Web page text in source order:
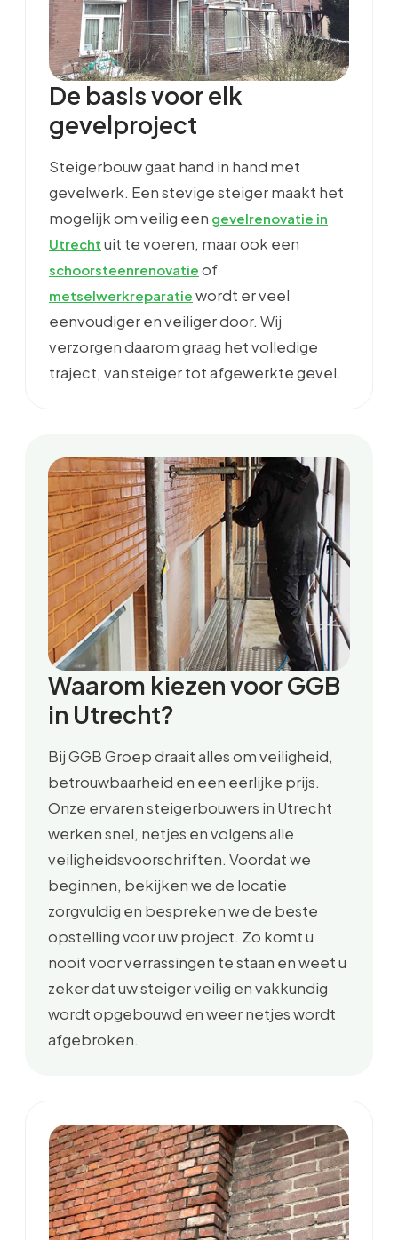
De basis voor elk
gevelproject
Steigerbouw gaat hand in hand met
gevelwerk. Een stevige steiger maakt het
mogelijk om veilig een gevelrenovatie in
Utrecht uit te voeren, maar ook een
schoorsteenrenovatie of
metselwerkreparatie wordt er veel
eenvoudiger en veiliger door. Wij
verzorgen daarom graag het volledige
traject, van steiger tot afgewerkte gevel.
Waarom kiezen voor GGB
in Utrecht?
Bij GGB Groep draait alles om veiligheid,
betrouwbaarheid en een eerlijke prijs.
Onze ervaren steigerbouwers in Utrecht
werken snel, netjes en volgens alle
veiligheidsvoorschriften. Voordat we
beginnen, bekijken we de locatie
zorgvuldig en bespreken we de beste
opstelling voor uw project. Zo komt u
nooit voor verrassingen te staan en weet u
zeker dat uw steiger veilig en vakkundig
wordt opgebouwd en weer netjes wordt
afgebroken.